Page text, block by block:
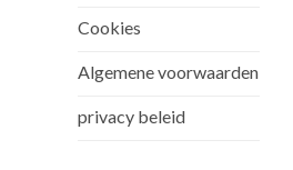
Cookies
Algemene voorwaarden
privacy beleid